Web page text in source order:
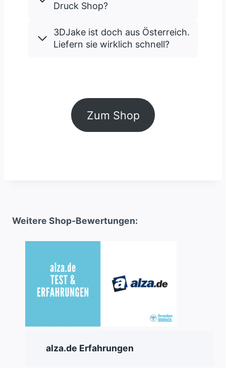
Druck Shop?
3DJake ist doch aus Österreich.
Liefern sie wirklich schnell?
Zum Shop
Weitere Shop-Bewertungen:
alza.de Erfahrungen